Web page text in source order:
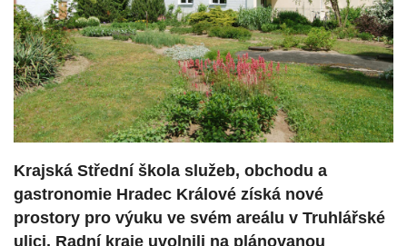
Krajská Střední škola služeb, obchodu a
gastronomie Hradec Králové získá nové
prostory pro výuku ve svém areálu v Truhlářské
ulici. Radní kraje uvolnili na plánovanou